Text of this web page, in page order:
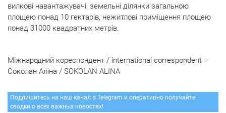
вилкові навантажувачі, земельні ділянки загальною
площею понад 10 гектарів, нежитлові приміщення площею
понад 31000 квадратних метрів.
Міжнародний кореспондент / international correspondent –
Соколан Аліна / SOKOLAN ALINA
Подпишитесь на наш канал в Telegram и оперативно получайте
сводки о всех важных новостях!